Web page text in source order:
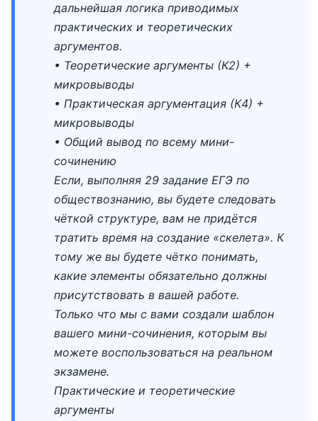
дальнейшая логика приводимых
практических и теоретических
аргументов.
• Теоретические аргументы (К2) +
микровыводы
• Практическая аргументация (К4) +
микровыводы
• Общий вывод по всему мини-
сочинению
Если, выполняя 29 задание ЕГЭ по
обществознанию, вы будете следовать
чёткой структуре, вам не придётся
тратить время на создание «скелета». К
тому же вы будете чётко понимать,
какие элементы обязательно должны
присутствовать в вашей работе.
Только что мы с вами создали шаблон
вашего мини-сочинения, которым вы
можете воспользоваться на реальном
экзамене.
Практические и теоретические
аргументы